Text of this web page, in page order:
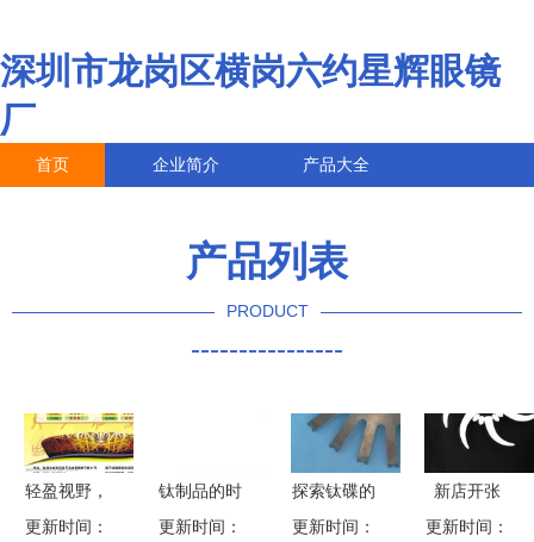
深圳市龙岗区横岗六约星辉眼镜
厂
首页 企业简介 产品大全
产品列表
PRODUCT
----------------
轻盈视野，
钛度生活
更新时间：
钛制品的时
尚进化 从
更新时间：
探索钛碟的
魅力 昆山
更新时间：
新店开张
日本进口健
更新时间：